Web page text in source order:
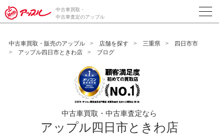
/*ABテスト_新規査定フォームの為のCVボタン*/
中古車買取・
中古車査定のアップル
中古車買取・販売のアップル 店舗を探す 三重県
四日市市
アップル四日市ときわ店
ブログ
中古車買取・中古車査定なら
アップル四日市ときわ店